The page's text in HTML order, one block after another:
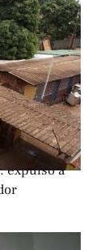
expulsó a